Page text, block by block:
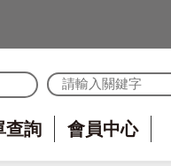
查詢 會員中心